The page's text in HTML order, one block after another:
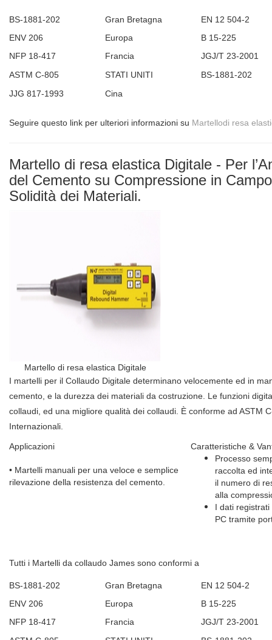
BS-1881-202 Gran Bretagna
EN 12 504-2
ENV 206
Europa
B 15-225
NFP 18-417
Francia
JGJ/T 23-2001
ASTM C-805
STATI UNITI
BS-1881-202
JJG 817-1993
Cina
Seguire questo link per ulteriori informazioni su Martellodi resa
Martello di resa elastica Digitale - Per
del Cemento su Compressione in
Solidità dei Materiali.
Martello di resa elastica Digitale
I martelli per il Collaudo Digitale determinano velocemente ed in
cemento, e la durezza dei materiali da costruzione. Le funzioni
collaudi, ed una migliore qualità dei collaudi. È conforme ad ASTM
Internazionali.
Applicazioni
• Martelli manuali per una veloce e semplice
rilevazione della resistenza del cemento.
Caratteristiche &
Processo
raccolta ed
il numero di
alla
I dati
PC tramite
Tutti i Martelli da collaudo James sono conformi a
BS-1881-202 Gran Bretagna
EN 12 504-2
ENV 206
Europa
B 15-225
NFP 18-417
Francia
JGJ/T 23-2001